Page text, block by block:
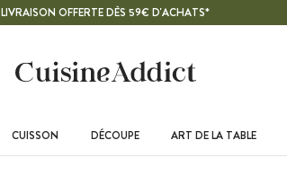
LIVRAISON OFFERTE DÈS 59€ D'ACHATS*
CUISSON DÉCOUPE ART DE LA TABLE